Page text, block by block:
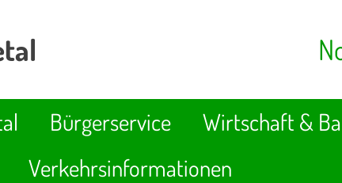
Bürgerservice Wirtschaft &
Verkehrsinformationen